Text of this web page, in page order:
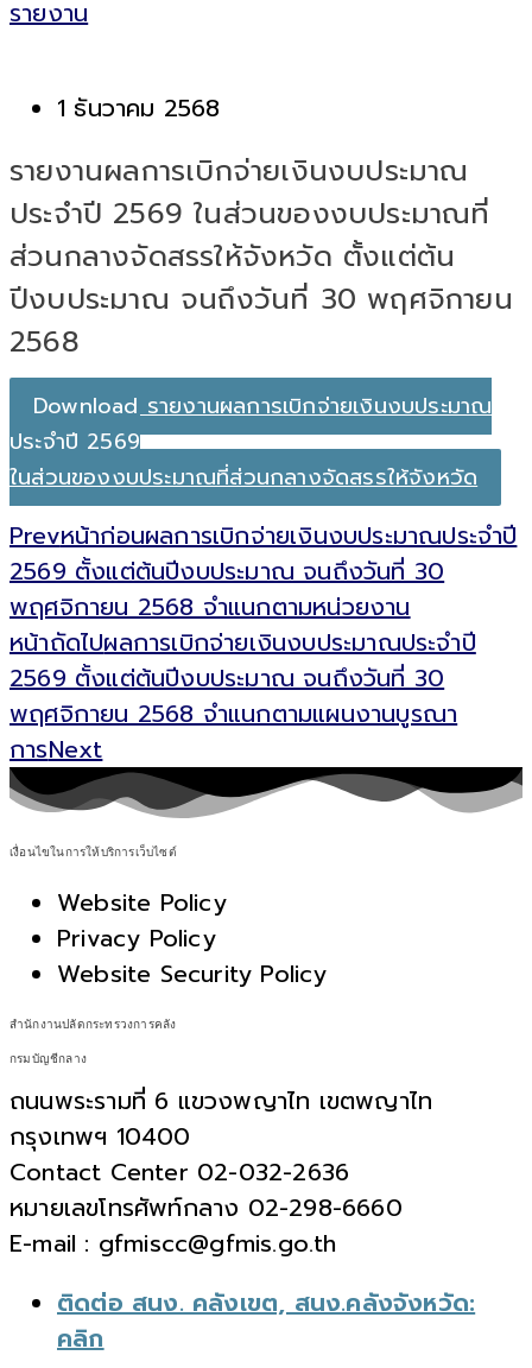
รายงาน
1 ธันวาคม 2568
รายงานผลการเบิกจ่ายเงินงบประมาณ
ประจำปี 2569 ในส่วนของงบประมาณที่
ส่วนกลางจัดสรรให้จังหวัด ตั้งแต่ต้น
ปีงบประมาณ จนถึงวันที่ 30 พฤศจิกายน
2568
Download รายงานผลการเบิกจ่ายเงินงบประมาณ
ประจำปี 2569
ในส่วนของงบประมาณที่ส่วนกลางจัดสรรให้จังหวัด
Prevหน้าก่อนผลการเบิกจ่ายเงินงบประมาณประจำปี
2569 ตั้งแต่ต้นปีงบประมาณ จนถึงวันที่ 30
พฤศจิกายน 2568 จำแนกตามหน่วยงาน
หน้าถัดไปผลการเบิกจ่ายเงินงบประมาณประจำปี
2569 ตั้งแต่ต้นปีงบประมาณ จนถึงวันที่ 30
พฤศจิกายน 2568 จำแนกตามแผนงานบูรณา
การNext
เงื่อนไขในการให้บริการเว็บไซต์
Website Policy
Privacy Policy
Website Security Policy
สำนักงานปลัดกระทรวงการคลัง
กรมบัญชีกลาง
ถนนพระรามที่ 6 แขวงพญาไท เขตพญาไท
กรุงเทพฯ 10400
Contact Center 02-032-2636
หมายเลขโทรศัพท์กลาง 02-298-6660
E-mail : gfmiscc@gfmis.go.th
ติดต่อ สนง. คลังเขต, สนง.คลังจังหวัด:
คลิก